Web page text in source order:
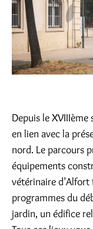
Depuis le XVIIIème
en lien avec la
nord. Le parcours
équipements
vétérinaire
programmes du
jardin, un édifice